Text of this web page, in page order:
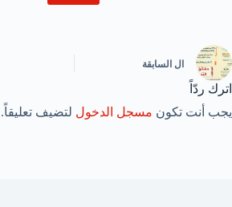
ال السابقة
اترك ردّاً
يجب أنت تكون مسجل الدخول لتضيف تعليقاً.